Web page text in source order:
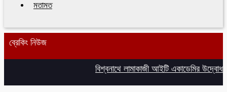
মতামত
ব্রেকিং নিউজ
বিশ্বনাথে লামাকাজী আইটি একাডেমির উদ্বোধন